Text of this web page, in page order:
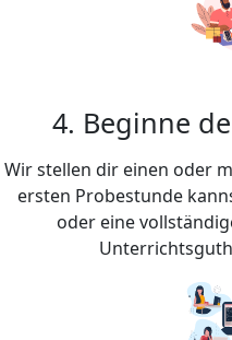
4. Beginne
Wir stellen dir einen oder
ersten Probestunde
oder eine